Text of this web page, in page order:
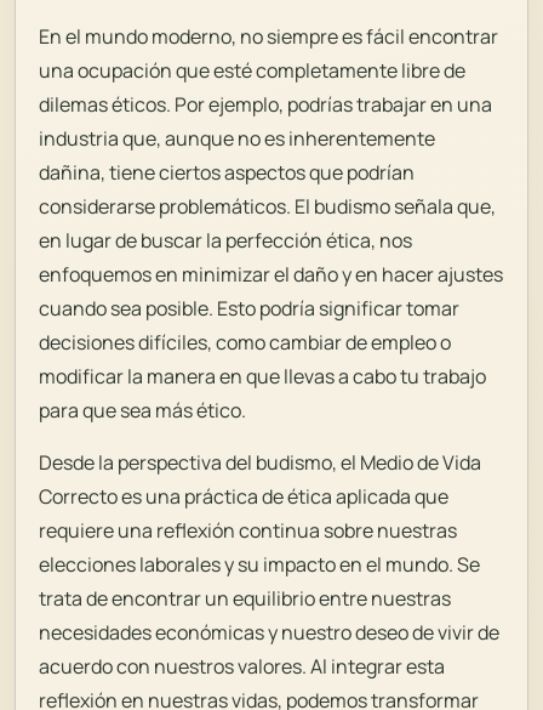
En el mundo moderno, no siempre es fácil encontrar
una ocupación que esté completamente libre de
dilemas éticos. Por ejemplo, podrías trabajar en una
industria que, aunque no es inherentemente
dañina, tiene ciertos aspectos que podrían
considerarse problemáticos. El budismo señala que,
en lugar de buscar la perfección ética, nos
enfoquemos en minimizar el daño y en hacer ajustes
cuando sea posible. Esto podría significar tomar
decisiones difíciles, como cambiar de empleo o
modificar la manera en que llevas a cabo tu trabajo
para que sea más ético.
Desde la perspectiva del budismo, el Medio de Vida
Correcto es una práctica de ética aplicada que
requiere una reflexión continua sobre nuestras
elecciones laborales y su impacto en el mundo. Se
trata de encontrar un equilibrio entre nuestras
necesidades económicas y nuestro deseo de vivir de
acuerdo con nuestros valores. Al integrar esta
reflexión en nuestras vidas, podemos transformar